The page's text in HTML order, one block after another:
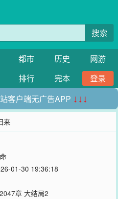
搜索
都市 历史
网游
排行 完本
登录
客户端无广告APP ↓↓↓
来
01-30 19:36:18
章 大结局2